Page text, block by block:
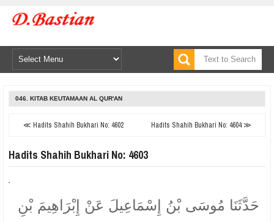
046. KITAB KEUTAMAAN AL QUR'AN
≪ Hadits Shahih Bukhari No: 4602 Hadits Shahih Bukhari No: 4604 ≫
Hadits Shahih Bukhari No: 4603
حَدَّثَنَا مُوسَى بْنُ إِسْمَاعِيلَ عَنْ إِبْرَاهِيمَ بْنِ